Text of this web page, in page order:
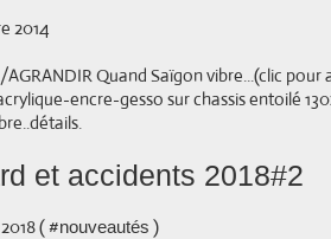
2014
AGRANDIR Quand Saïgon vibre...(clic
encre-gesso sur chassis entoilé
et accidents 2018#2
( #nouveautés )